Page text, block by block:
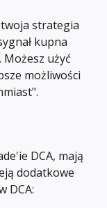
twoja strategia
kupna
użyć
możliwości
DCA, mają
dodatkowe
DCA: